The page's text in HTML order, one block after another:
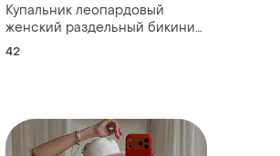
Купальник леопардовый
женский раздельный бикини
для моря l
42